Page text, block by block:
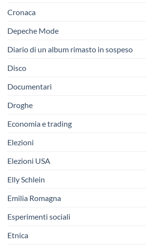
Cronaca
Depeche Mode
Diario di un album rimasto in sospeso
Disco
Documentari
Droghe
Economia e trading
Elezioni
Elezioni USA
Elly Schlein
Emilia Romagna
Esperimenti sociali
Etnica